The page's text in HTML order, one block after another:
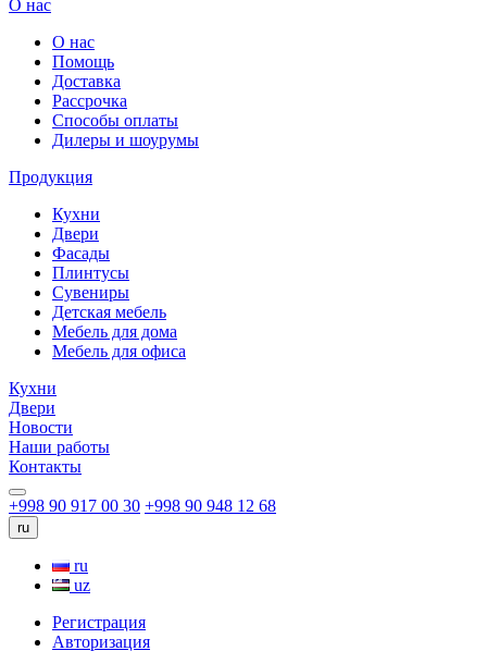
О нас
О нас
Помощь
Доставка
Рассрочка
Способы оплаты
Дилеры и шоурумы
Продукция
Кухни
Двери
Фасады
Плинтусы
Сувениры
Детская мебель
Мебель для дома
Мебель для офиса
Кухни
Двери
Новости
Наши работы
Контакты
+998 90 917 00 30 +998 90 948 12 68
ru
ru
uz
Регистрация
Авторизация